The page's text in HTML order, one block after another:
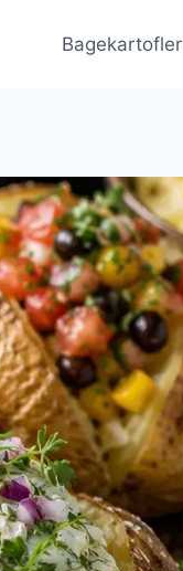
Bagekartofler